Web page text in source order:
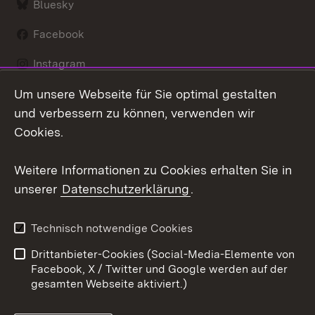
Bluesky
Facebook
Instagram
LinkedIn
Datenschutz
Barrierefreiheit
Impressum
Cookies
Um unsere Webseite für Sie optimal gestalten
und verbessern zu können, verwenden wir
Cookies.
Weitere Informationen zu Cookies erhalten Sie in
unserer Datenschutzerklärung.
Technisch notwendige Cookies
Drittanbieter-Cookies (Social-Media-Elemente von
Facebook, X / Twitter und Google werden auf der
gesamten Webseite aktiviert.)